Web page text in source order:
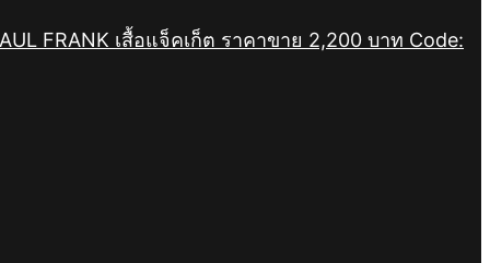
FRANK เสื้อแจ็คเก็ต ราคาขาย 2,200 บาท Code: